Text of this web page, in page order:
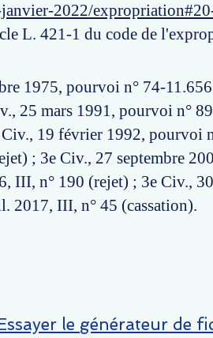
2022/
L. 421-1 du code de
1975, pourvoi n° 74-
25 mars 1991, pourvoi n°
19 février 1992, pourvoi
; 3e Civ., 27 septembre
III, n° 190 (rejet) ; 3e Civ.,
2017, III, n° 45 (cassation).
le générateur de